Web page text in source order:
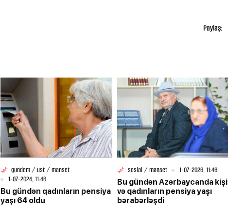
Paylaş:
gundem / ust / manset
1-07-2024, 11:46
Bu gündən qadınların pensiya
yaşı 64 oldu
sosial / manset
1-07-2026, 11:46
Bu gündən Azərbaycanda kişi
və qadınların pensiya yaşı
bərabərləşdi